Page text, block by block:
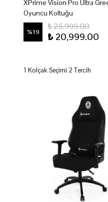
XPrime Vision Pro Ultra
Oyuncu Koltuğu
%19
₺ 25,999.00
₺ 20,999.00
1 Kolçak Seçimi 2 Tercih